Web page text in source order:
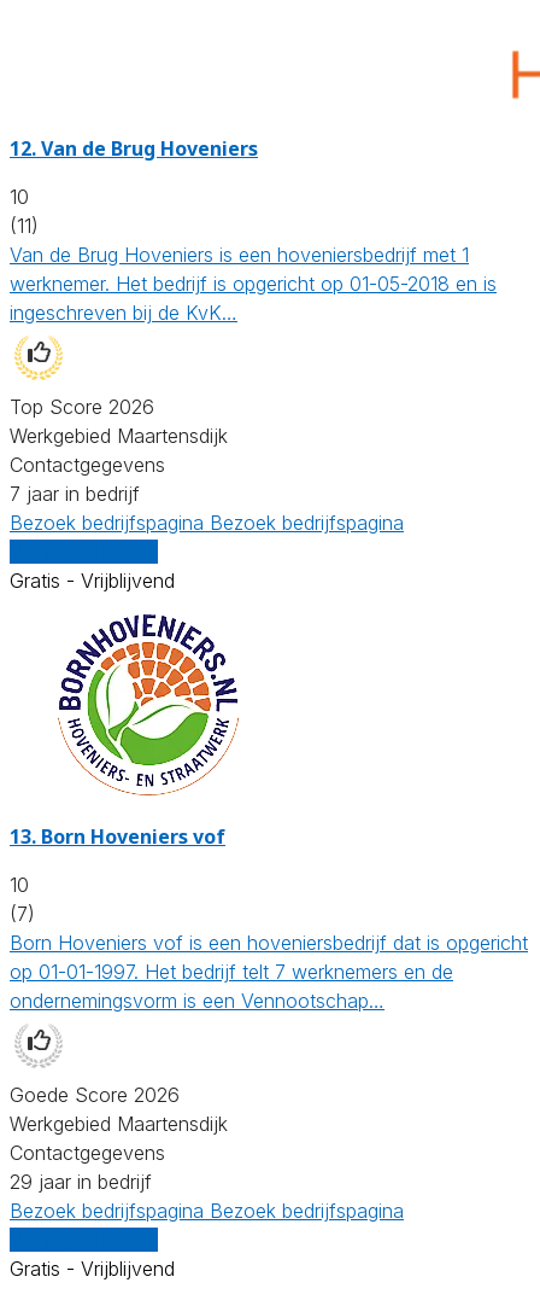
12.Van de Brug Hoveniers
10
(11)
Van de Brug Hoveniers is een hoveniersbedrijf met 1
werknemer. Het bedrijf is opgericht op 01-05-2018 en is
ingeschreven bij de KvK…
Top Score 2026
Werkgebied Maartensdijk
Contactgegevens
7 jaar in bedrijf
Bezoek bedrijfspagina Bezoek bedrijfspagina
Gratis - Vrijblijvend
13. Born Hoveniers vof
10
(7)
Born Hoveniers vof is een hoveniersbedrijf dat is opgericht
op 01-01-1997. Het bedrijf telt 7 werknemers en de
ondernemingsvorm is een Vennootschap…
Goede Score 2026
Werkgebied Maartensdijk
Contactgegevens
29 jaar in bedrijf
Bezoek bedrijfspagina Bezoek bedrijfspagina
Gratis - Vrijblijvend